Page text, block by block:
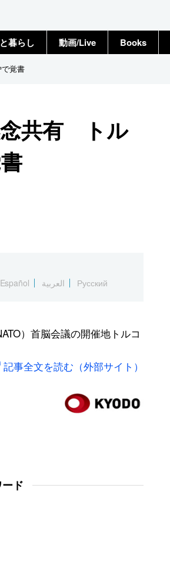
暮らし 動画/Live Books
覚書
念共有 トル
Español العربية Русский
）首脳会議の開催地トルコ
記事全文を読む（外部サイト）
ド